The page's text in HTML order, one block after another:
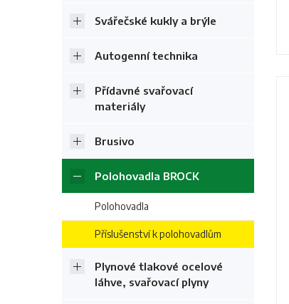
Svářečské kukly a brýle
Autogenní technika
Přídavné svařovací
materiály
Brusivo
Polohovadla BROCK
Polohovadla
Příslušenství k polohovadlům
Plynové tlakové ocelové
láhve, svařovací plyny